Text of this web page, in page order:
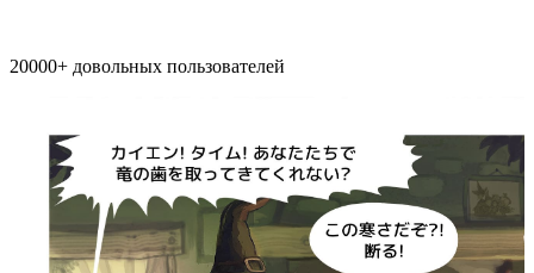
20000+ довольных пользователей